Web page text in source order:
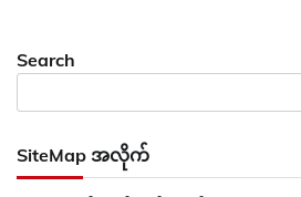
Search
SiteMap အလိုက်